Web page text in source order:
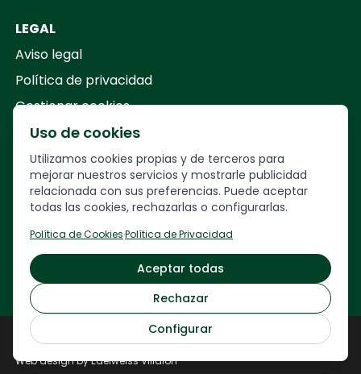
LEGAL
Aviso legal
Política de privacidad
Gestionar cookies
Your Company
CalleFrancesc Layret, 30,
veuremon@veuremon.com
Veuremón © 2024
Web development byNORDLY ARROW
Web design by Edelweiss Villalón
Uso de cookies
Utilizamos cookies propias y de terceros para
mejorar nuestros servicios y mostrarle publicidad
relacionada con sus preferencias. Puede aceptar
todas las cookies, rechazarlas o configurarlas.
Política de Cookies·Política de Privacidad
Aceptar todas
Rechazar
Configurar